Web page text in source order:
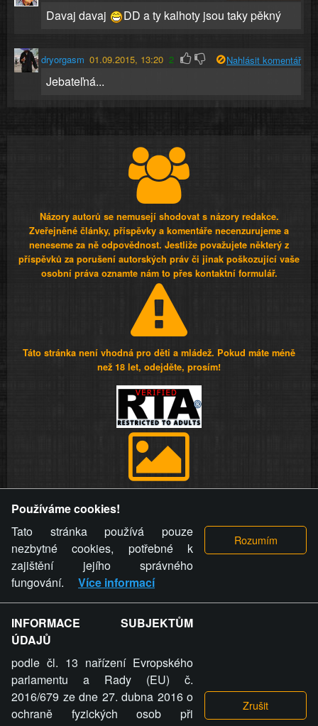
Davaj davaj DD a ty kalhoty jsou taky pěkný
dryorgasm 01.09.2015, 13:20 2 Nahlásit komentář
Jebateľná...
Názory autorů se nemusejí shodovat s názory redakce.
Zveřejněné články, příspěvky a komentáře necenzurujeme a
neneseme za ně odpovědnost. Jestliže považujete některý z
příspěvků za porušení autorských práv či jinak poškozující vaše
osobní práva oznamte nám to přes kontaktní formulář.
Táto stránka není vhodná pro děti a mládež. Pokud máte méně
než 18 let, odejděte, prosím!
videa a komentáře. Osoba, které se toto opatření provozovatele
stránky týče, ani osoba, která umístila fotografii nebo video na
stránku, nemůže z důvodu odstranění fotografie, videa nebo
komentáře pro výše uvedenou okolnost uplatnit vůči
provozovateli stránky žádný nárok na náhradu škody nebo
nemajetkové újmy.
ZVRÁCENÝ.CZ - Svět není zvrácenej. To jen
ty lidi...
Používáme cookies!
Tato stránka používá pouze
nezbytné cookies, potřebné k
zajištění jejího správného
fungování.
Více informací
INFORMACE SUBJEKTŮM
ÚDAJŮ
podle čl. 13 nařízení Evropského
parlamentu a Rady (EU) č.
2016/679 ze dne 27. dubna 2016 o
ochraně fyzických osob při